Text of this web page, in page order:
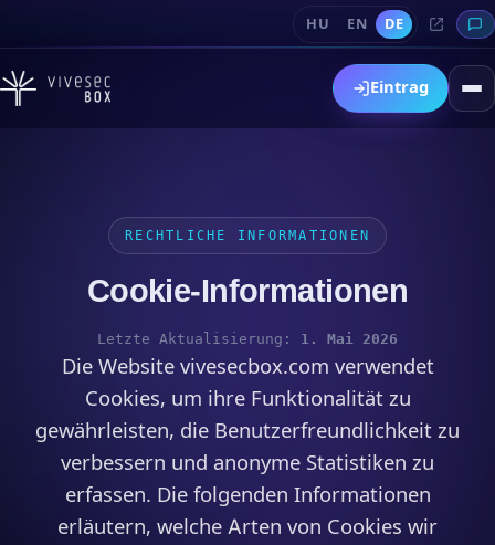
HU EN DE
Eintrag
RECHTLICHE INFORMATIONEN
Cookie-Informationen
Letzte Aktualisierung: 1. Mai 2026
Die Website vivesecbox.com verwendet
Cookies, um ihre Funktionalität zu
gewährleisten, die Benutzerfreundlichkeit zu
verbessern und anonyme Statistiken zu
erfassen. Die folgenden Informationen
erläutern, welche Arten von Cookies wir